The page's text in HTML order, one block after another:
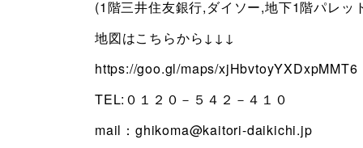
(1階三井住友銀行,ダイソー,地下1階パレッ
地図はこちらから↓↓↓
https://goo.gl/maps/xjHbvtoyYXDxpMMT6
TEL:０１２０－５４２－４１０
mail：ghikoma@kaitori-daikichi.jp